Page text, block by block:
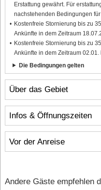
Über das Gebiet
Infos & Öffnungszeiten
Vor der Anreise
Erstattung gewährt. Für
nachstehenden Bedingungen
Kostenfreie Stornierung bis zu
Ankünfte in dem Zeitraum
Kostenfreie Stornierung bis zu
Ankünfte in dem Zeitraum 02.01.
Die Bedingungen gelten
Andere Gäste empfehlen